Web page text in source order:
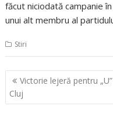
făcut niciodată campanie
unui alt membru al
Stiri
Navigare
în
articole
Victorie lejeră pentru „U”
Cluj